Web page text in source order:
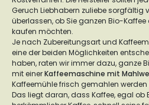
Geruch Liebhabern zuliebe sorgfältig
überlassen, ob Sie ganzen Bio-
kaufen möchten.
Je nach Zubereitungsart und
eine der beiden Möglichkeiten
haben, raten wir immer dazu, ganze
mit einerKaffeemaschine mit
Kaffeemühle frisch gemahlen werden
Das liegt daran, dass Kaffee, egal ob